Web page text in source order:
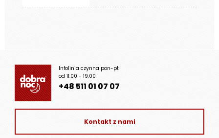
Infolinia czynna pon-pt
od 11.00 - 19.00
+48 511 01 07 07
Kontakt z nami